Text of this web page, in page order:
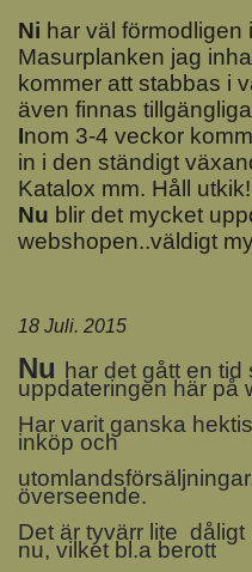
Ni har väl
Masurplanken jag
kommer att stabbas i
även finnas
Inom 3-4 veckor
in i den ständigt
Katalox mm. Håll utkik!
Nu blir det mycket
webshopen..väldigt
18 Juli. 2015
Nu har det gått en
uppdateringen här på
Har varit ganska
inköp och
överseende.
Det är tyvärr lite
nu, vilket bl.a berott